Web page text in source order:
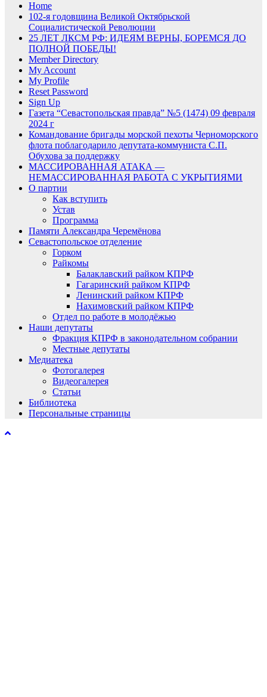
Home
102-я годовщина Великой Октябрьской
Социалистической Революции
25 ЛЕТ ЛКСМ РФ: ИДЕЯМ ВЕРНЫ, БОРЕМСЯ ДО
ПОЛНОЙ ПОБЕДЫ!
Member Directory
My Account
My Profile
Reset Password
Sign Up
Газета “Севастопольская правда” №5 (1474) 09 февраля
2024 г
Командование бригады морской пехоты Черноморского
флота поблагодарило депутата-коммуниста С.П.
Обухова за поддержку
МАССИРОВАННАЯ АТАКА —
НЕМАССИРОВАННАЯ РАБОТА С УКРЫТИЯМИ
О партии
Как вступить
Устав
Программа
Памяти Александра Черемёнова
Севастопольское отделение
Горком
Райкомы
Балаклавский райком КПРФ
Гагаринский райком КПРФ
Ленинский райком КПРФ
Нахимовский райком КПРФ
Отдел по работе в молодёжью
Наши депутаты
Фракция КПРФ в законодательном собрании
Местные депутаты
Медиатека
Фотогалерея
Видеогалерея
Статьи
Библиотека
Персональные страницы